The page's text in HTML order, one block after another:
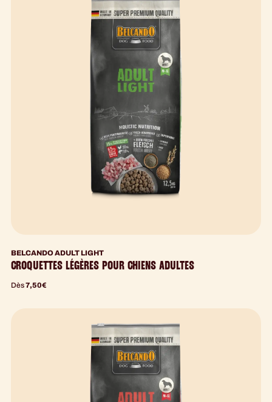
BELCANDO ADULT LIGHT
CROQUETTES LÉGÈRES POUR CHIENS ADULTES
Dès7,50€